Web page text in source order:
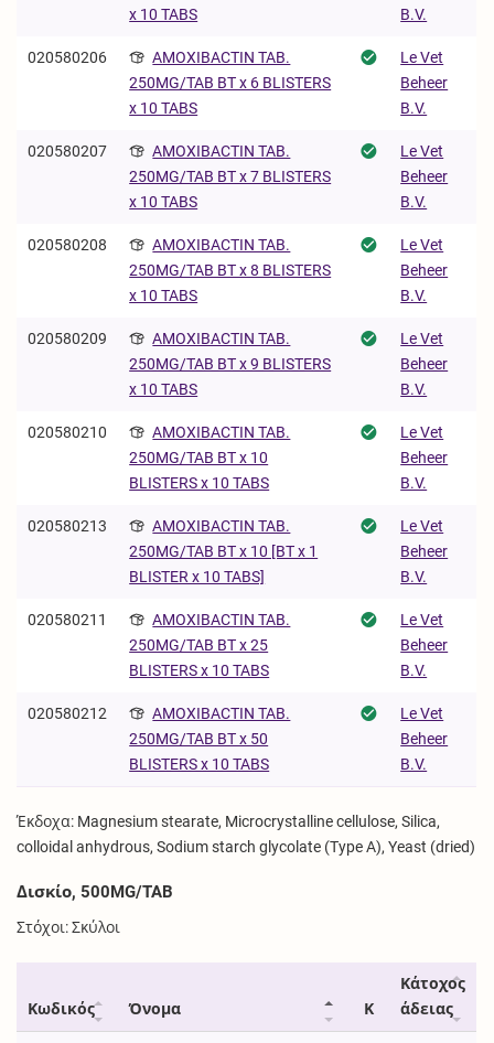
x 10 TABS
B.V.
020580206
AMOXIBACTIN TAB.
250MG/TAB BT x 6 BLISTERS
x 10 TABS
Le Vet
Beheer
B.V.
020580207
AMOXIBACTIN TAB.
250MG/TAB BT x 7 BLISTERS
x 10 TABS
Le Vet
Beheer
B.V.
020580208
AMOXIBACTIN TAB.
250MG/TAB BT x 8 BLISTERS
x 10 TABS
Le Vet
Beheer
B.V.
020580209
AMOXIBACTIN TAB.
250MG/TAB BT x 9 BLISTERS
x 10 TABS
Le Vet
Beheer
B.V.
020580210
AMOXIBACTIN TAB.
250MG/TAB BT x 10
BLISTERS x 10 TABS
Le Vet
Beheer
B.V.
020580213
AMOXIBACTIN TAB.
250MG/TAB BT x 10 [BT x 1
BLISTER x 10 TABS]
Le Vet
Beheer
B.V.
020580211
AMOXIBACTIN TAB.
250MG/TAB BT x 25
BLISTERS x 10 TABS
Le Vet
Beheer
B.V.
020580212
AMOXIBACTIN TAB.
250MG/TAB BT x 50
BLISTERS x 10 TABS
Le Vet
Beheer
B.V.
Έκδοχα: Magnesium stearate, Microcrystalline cellulose, Silica,
colloidal anhydrous, Sodium starch glycolate (Type A), Yeast (dried)
Δισκίο, 500MG/TAB
Στόχοι: Σκύλοι
Κωδικός Όνομα Κ
Κάτοχος
άδειας